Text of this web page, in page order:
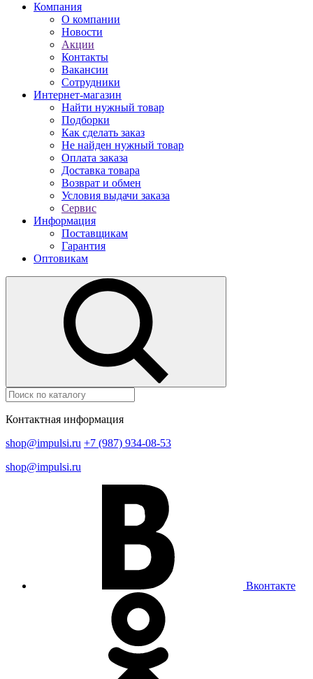
Компания
О компании
Новости
Акции
Контакты
Вакансии
Сотрудники
Интернет-магазин
Найти нужный товар
Подборки
Как сделать заказ
Не найден нужный товар
Оплата заказа
Доставка товара
Возврат и обмен
Условия выдачи заказа
Сервис
Информация
Поставщикам
Гарантия
Оптовикам
Контактная информация
shop@impulsi.ru +7 (987) 934-08-53
shop@impulsi.ru
Вконтакте